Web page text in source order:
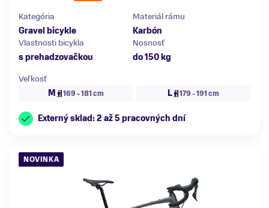
Kategória
Gravel bicykle
Materiál rámu
Karbón
Vlastnosti bicykla
s prehadzovačkou
Nosnosť
do 150 kg
Veľkosť
M
169 - 181 cm L 179 - 191 cm
Externý sklad: 2 až 5 pracovných dní
NOVINKA